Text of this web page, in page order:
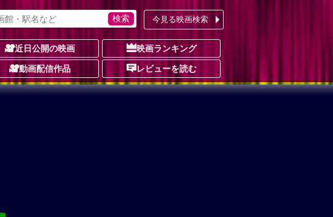
今見る映画検索
近日公開の映画 映画ランキング
動画配信作品 レビューを読む